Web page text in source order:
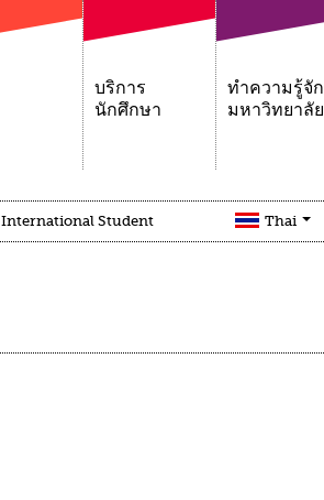
บริการ
นักศึกษา
ทำความรู้จัก
มหาวิทยาลัย
International Student Thai